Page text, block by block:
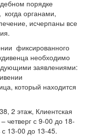
порядке
когда органами,
исчерпаны все
фиксированного
необходимо
заявлениями:
который находится
2 этаж, Клиентская
четверг с 9-00 до 18-
13-00 до 13-45.